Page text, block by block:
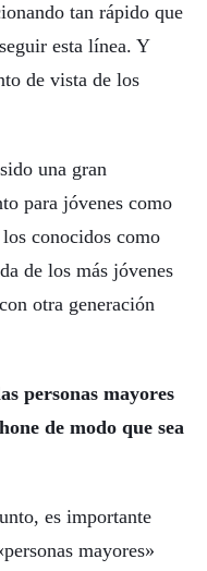
tan rápido que
esta línea. Y
de vista de los
una gran
para jóvenes como
conocidos como
de los más jóvenes
otra generación
personas mayores
de modo que sea
es importante
mayores»